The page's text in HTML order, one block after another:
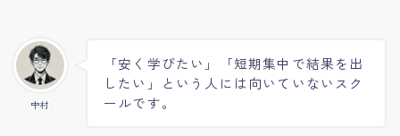
中村
「安く学びたい」「短期集中で結果を出
したい」という人には向いていないスク
ールです。